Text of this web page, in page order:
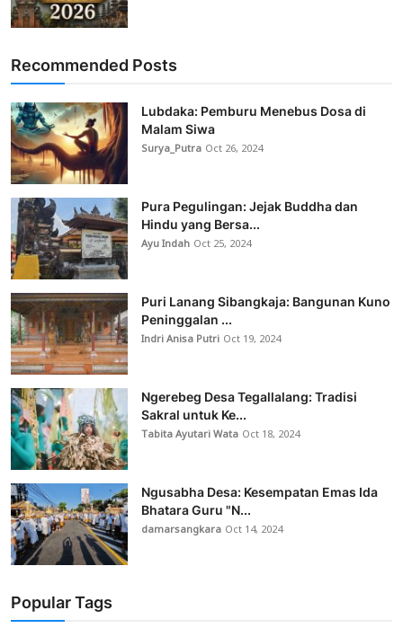
Recommended Posts
Lubdaka: Pemburu Menebus Dosa di
Malam Siwa
Surya_Putra Oct 26, 2024
Pura Pegulingan: Jejak Buddha dan
Hindu yang Bersa...
Ayu Indah Oct 25, 2024
Puri Lanang Sibangkaja: Bangunan Kuno
Peninggalan ...
Indri Anisa Putri Oct 19, 2024
Ngerebeg Desa Tegallalang: Tradisi
Sakral untuk Ke...
Tabita Ayutari Wata Oct 18, 2024
Ngusabha Desa: Kesempatan Emas Ida
Bhatara Guru "N...
damarsangkara Oct 14, 2024
Popular Tags